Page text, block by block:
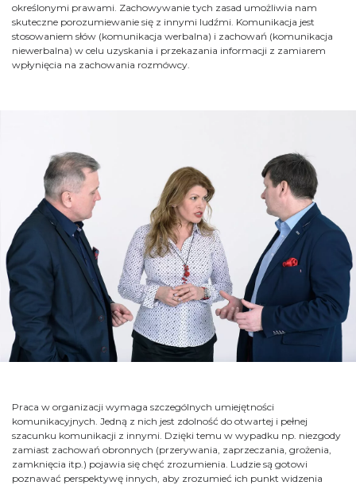
określonymi prawami. Zachowywanie tych zasad umożliwia nam
skuteczne porozumiewanie się z innymi ludźmi. Komunikacja jest
stosowaniem słów (komunikacja werbalna) i zachowań (komunikacja
niewerbalna) w celu uzyskania i przekazania informacji z zamiarem
wpłynięcia na zachowania rozmówcy.
Praca w organizacji wymaga szczególnych umiejętności
komunikacyjnych. Jedną z nich jest zdolność do otwartej i pełnej
szacunku komunikacji z innymi. Dzięki temu w wypadku np. niezgody
zamiast zachowań obronnych (przerywania, zaprzeczania, grożenia,
zamknięcia itp.) pojawia się chęć zrozumienia. Ludzie są gotowi
poznawać perspektywę innych, aby zrozumieć ich punkt widzenia